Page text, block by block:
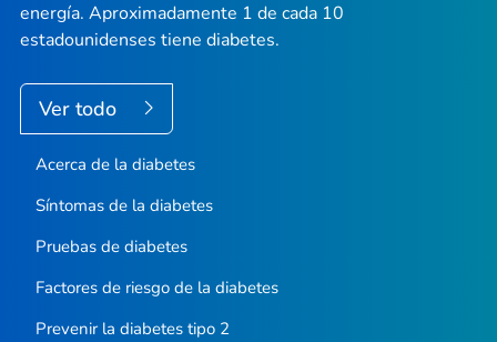
energía. Aproximadamente 1 de cada 10
estadounidenses tiene diabetes.
Ver todo
Acerca de la diabetes
Síntomas de la diabetes
Pruebas de diabetes
Factores de riesgo de la diabetes
Prevenir la diabetes tipo 2